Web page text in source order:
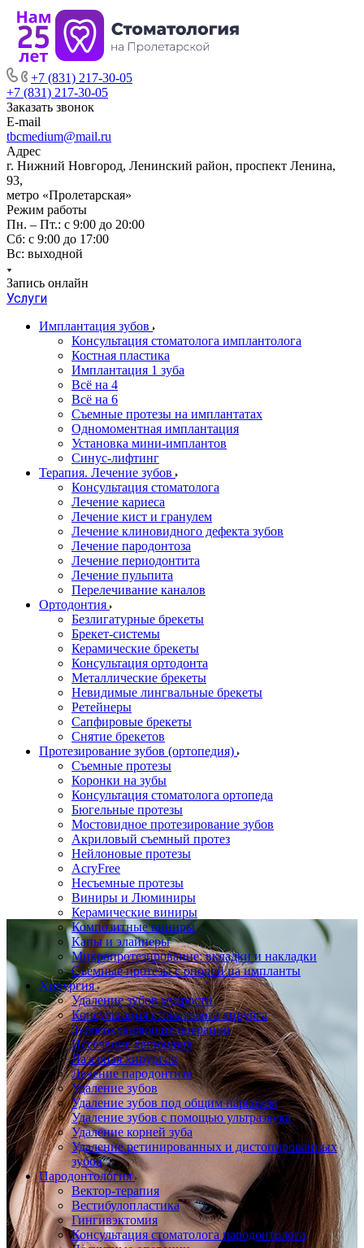
+7 (831) 217-30-05
+7 (831) 217-30-05
Заказать звонок
E-mail
tbcmedium@mail.ru
Адрес
г. Нижний Новгород, Ленинский район, проспект Ленина,
93,
метро «Пролетарская»
Режим работы
Пн. – Пт.: с 9:00 до 20:00
Cб: с 9:00 до 17:00
Вс: выходной
Запись онлайн
Услуги
Имплантация зубов
Консультация стоматолога имплантолога
Костная пластика
Имплантация 1 зуба
Всё на 4
Всё на 6
Съемные протезы на имплантатах
Одномоментная имплантация
Установка мини-имплантов
Синус-лифтинг
Терапия. Лечение зубов
Консультация стоматолога
Лечение кариеса
Лечение кист и гранулем
Лечение клиновидного дефекта зубов
Лечение пародонтоза
Лечение периодонтита
Лечение пульпита
Перелечивание каналов
Ортодонтия
Безлигатурные брекеты
Брекет-системы
Керамические брекеты
Консультация ортодонта
Металлические брекеты
Невидимые лингвальные брекеты
Ретейнеры
Сапфировые брекеты
Снятие брекетов
Протезирование зубов (ортопедия)
Съемные протезы
Коронки на зубы
Консультация стоматолога ортопеда
Бюгельные протезы
Мостовидное протезирование зубов
Акриловый съемный протез
Нейлоновые протезы
AcryFree
Несъемные протезы
Виниры и Люминиры
Керамические виниры
Композитные виниры
Капы и элайнеры
Микропротезирование: вкладки и накладки
Съемные протезы с опорой на импланты
Хирургия
Удаление зубов мудрости
Консультация стоматолога хирурга
Зубосохраняющие операции
Иссечение капюшона
Лазерная хирургия
Лечение пародонтита
Удаление зубов
Удаление зубов под общим наркозом
Удаление зубов с помощью ультразвука
Удаление корней зуба
Удаление ретинированных и дистопированных
зубов
Пародонтология
Вектор-терапия
Вестибулопластика
Гингивэктомия
Консультация стоматолога пародонтолога